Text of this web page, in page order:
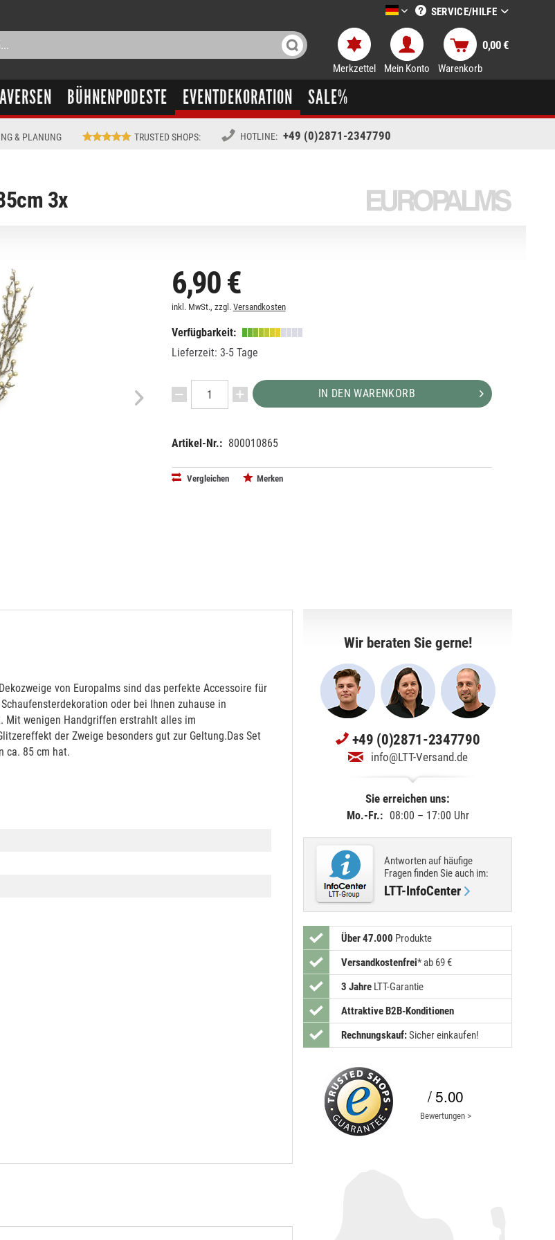
LTT-Versand deutsch
SERVICE/HILFE
Merkzettel Mein Konto Warenkorb
0,00 €
BÜHNENPODESTE EVENTDEKORATION SALE%
& PLANUNG TRUSTED SHOPS: HOTLINE: +49 (0)2871-2347790
3x
6,90 €
inkl. MwSt., zzgl. Versandkosten
Verfügbarkeit:
Lieferzeit: 3-5 Tage
IN DEN WARENKORB
Artikel-Nr.: 800010865
Vergleichen Merken
von Europalms sind das perfekte Accessoire für
oder bei Ihnen zuhause in
Mit wenigen Handgriffen erstrahlt alles im
der Zweige besonders gut zur Geltung.Das Set
ca. 85 cm hat.
Wir beraten Sie gerne!
+49 (0)2871-2347790
info@LTT-Versand.de
Sie erreichen uns:
Mo.-Fr.: 08:00 – 17:00 Uhr
Antworten auf häufige
Fragen finden Sie auch im:
LTT-InfoCenter
Über 47.000 Produkte
Versandkostenfrei* ab 69 €
3 Jahre LTT-Garantie
Attraktive B2B-Konditionen
Rechnungskauf:Sicher einkaufen!
/ 5.00
Bewertungen >